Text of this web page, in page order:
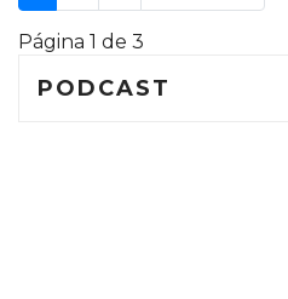
Página 1 de 3
PODCAST